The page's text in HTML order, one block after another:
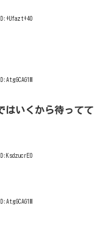
はいくから待ってて